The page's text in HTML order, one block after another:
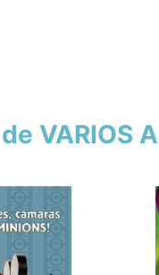
VARIOS